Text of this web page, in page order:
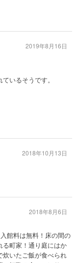
いるそうです。
2019年8月16日
2018年10月13日
館料は無料！床の間の
る町家！通り庭にはか
炊いたご飯が食べられ
2018年8月6日